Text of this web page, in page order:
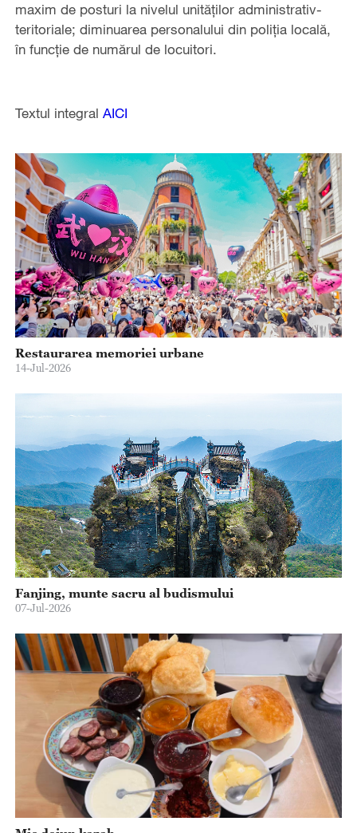
maxim de posturi la nivelul unităţilor administrativ-
teritoriale; diminuarea personalului din poliţia locală,
în funcţie de numărul de locuitori.
Textul integral AICI
Restaurarea memoriei urbane
14-Jul-2026
Fanjing, munte sacru al budismului
07-Jul-2026